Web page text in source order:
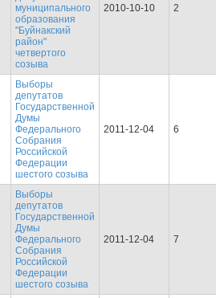
муниципального
образования
"Буйнакский
район"
четвертого
созыва
2010-10-10 2
Выборы
депутатов
Государственной
Думы
Федерального
Собрания
Российской
Федерации
шестого созыва
2011-12-04 6
Выборы
депутатов
Государственной
Думы
Федерального
Собрания
Российской
Федерации
шестого созыва
2011-12-04 7